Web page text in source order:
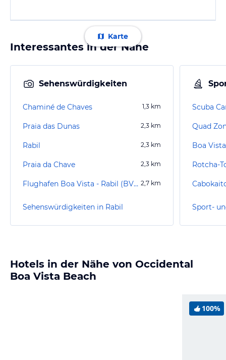
Karte
Interessantes in der Nähe
Sehenswürdigkeiten
Chaminé de Chaves 1,3 km
Praia das Dunas 2,3 km
Rabil 2,3 km
Praia da Chave 2,3 km
Flughafen Boa Vista - Rabil (BVC) 2,7 km
Sehenswürdigkeiten in Rabil
Scuba
Quad
Boa
Rotcha-
Sport-
Hotels in der Nähe von Occidental
Boa Vista Beach
100%